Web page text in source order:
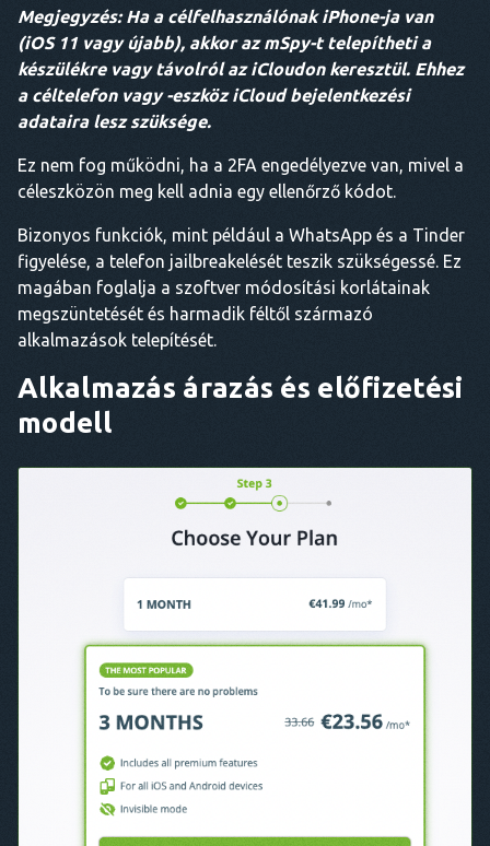
Megjegyzés: Ha a célfelhasználónak iPhone-ja van
(iOS 11 vagy újabb), akkor az mSpy-t telepítheti a
készülékre vagy távolról az iCloudon keresztül. Ehhez
a céltelefon vagy -eszköz iCloud bejelentkezési
adataira lesz szüksége.
Ez nem fog működni, ha a 2FA engedélyezve van, mivel a
céleszközön meg kell adnia egy ellenőrző kódot.
Bizonyos funkciók, mint például a WhatsApp és a Tinder
figyelése, a telefon jailbreakelését teszik szükségessé. Ez
magában foglalja a szoftver módosítási korlátainak
megszüntetését és harmadik féltől származó
alkalmazások telepítését.
Alkalmazás árazás és előfizetési
modell